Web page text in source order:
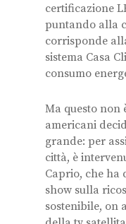
certificazione
puntando alla
corrisponde
sistema Casa
consumo
Ma questo non
americani
grande: per
città, è
Caprio, che ha
show sulla
sostenibile, on